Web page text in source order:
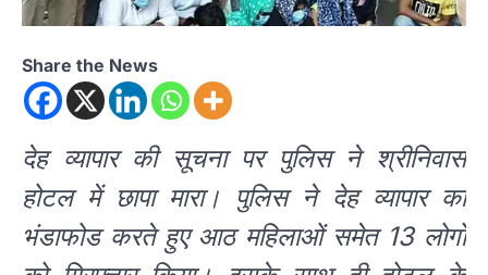
Share the News
देह व्यापार की सूचना पर पुलिस ने श्रीनिवास
होटल में छापा मारा। पुलिस ने देह व्यापार का
भंडाफोड करते हुए आठ महिलाओं समेत 13 लोगों